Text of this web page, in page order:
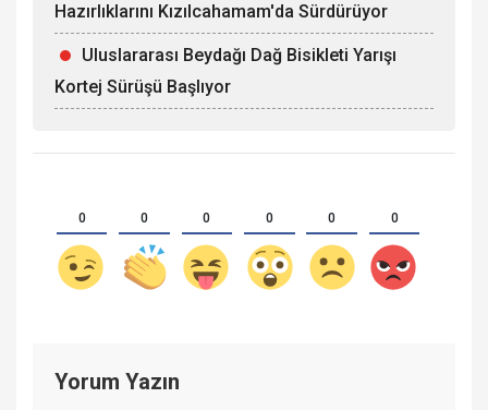
Hazırlıklarını Kızılcahamam'da Sürdürüyor
Uluslararası Beydağı Dağ Bisikleti Yarışı
Kortej Sürüşü Başlıyor
0 0 0 0 0 0
Yorum Yazın